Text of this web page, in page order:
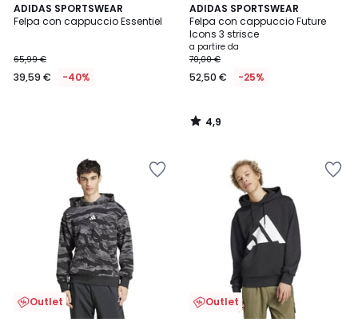
ADIDAS SPORTSWEAR
Felpa con cappuccio Essentiel
65,99 €
39,59 € -40%
ADIDAS SPORTSWEAR
Felpa con cappuccio Future
Icons 3 strisce
a partire da
70,00 €
52,50 € -25%
4,9
/ 5
4,9
/
Outlet Outlet